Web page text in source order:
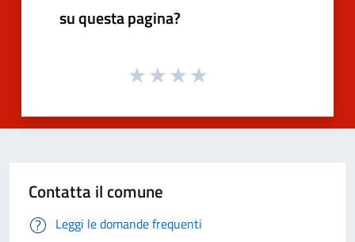
su questa pagina?
Contatta il comune
Leggi le domande frequenti